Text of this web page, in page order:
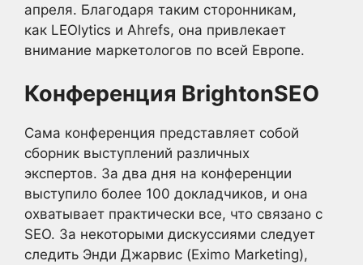
апреля. Благодаря таким сторонникам,
как LEOlytics и Ahrefs, она привлекает
внимание маркетологов по всей Европе.
Конференция BrightonSEO
Сама конференция представляет собой
сборник выступлений различных
экспертов. За два дня на конференции
выступило более 100 докладчиков, и она
охватывает практически все, что связано с
SEO. За некоторыми дискуссиями следует
следить Энди Джарвис (Eximo Marketing),